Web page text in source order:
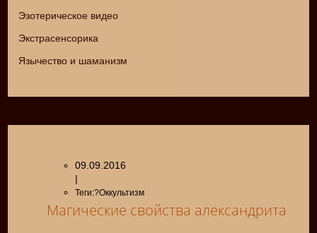
Эзотерическое видео
Экстрасенсорика
Язычество и шаманизм
09.09.2016
|
Теги:?Оккультизм
Магические свойства александрита